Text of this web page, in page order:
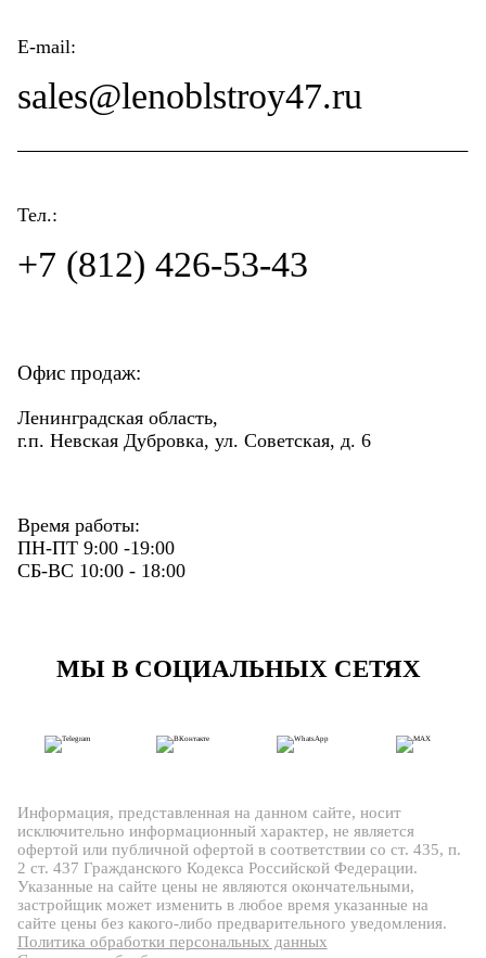
Офис продаж:
Ленинградская область,
г.п. Невская Дубровка, ул. Советская, д. 6
Время работы:
ПН-ПТ 9:00 -19:00
СБ-ВС 10:00 - 18:00
E-mail:
sales@lenoblstroy47.ru
Тел.:
+7 (812) 426-53-43
МЫ В СОЦИАЛЬНЫХ СЕТЯХ
Информация, представленная на данном сайте, носит
исключительно информационный характер, не является
офертой или публичной офертой в соответствии со ст. 435, п.
2 ст. 437 Гражданского Кодекса Российской Федерации.
Указанные на сайте цены не являются окончательными,
застройщик может изменить в любое время указанные на
сайте цены без какого-либо предварительного уведомления.
Политика обработки персональных данных